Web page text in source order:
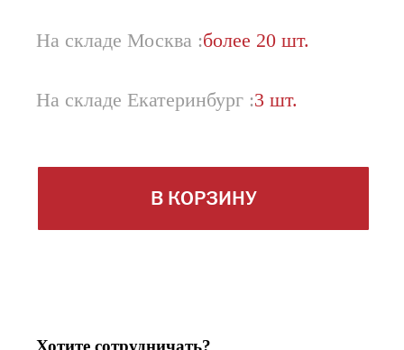
На складе Москва :более 20 шт.
На складе Екатеринбург :3 шт.
В КОРЗИНУ
Хотите сотрудничать?